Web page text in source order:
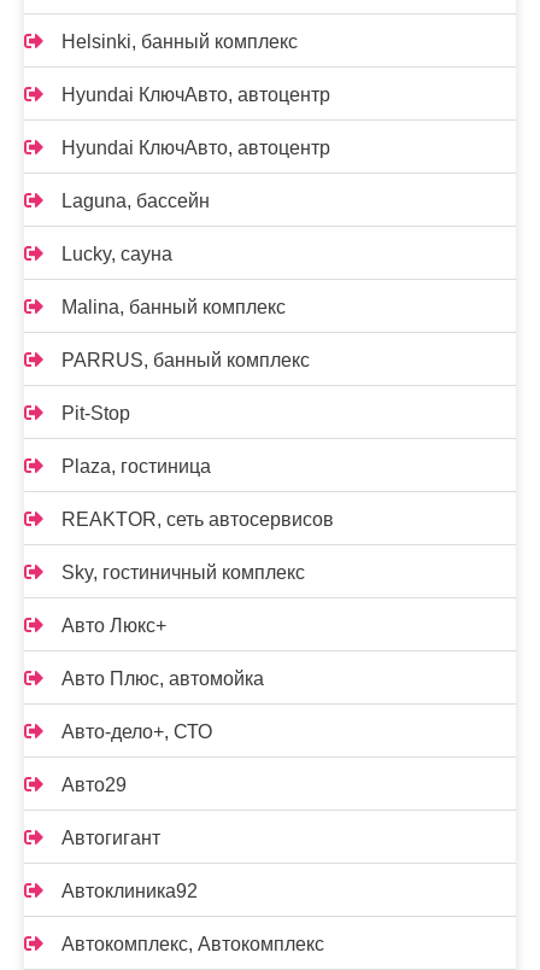
Helsinki, банный комплекс
Hyundai КлючАвто, автоцентр
Hyundai КлючАвто, автоцентр
Laguna, бассейн
Lucky, сауна
Malina, банный комплекс
PARRUS, банный комплекс
Pit-Stop
Plaza, гостиница
REAKTOR, сеть автосервисов
Sky, гостиничный комплекс
Авто Люкс+
Авто Плюс, автомойка
Авто-дело+, СТО
Авто29
Автогигант
Автоклиника92
Автокомплекс, Автокомплекс